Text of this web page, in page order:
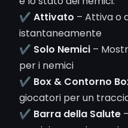
✔ Attivato – Attiva o
istantaneamente
✔ Solo Nemici –
per i nemici
✔ Box & Contorno
giocatori per un
✔ Barra della Salute